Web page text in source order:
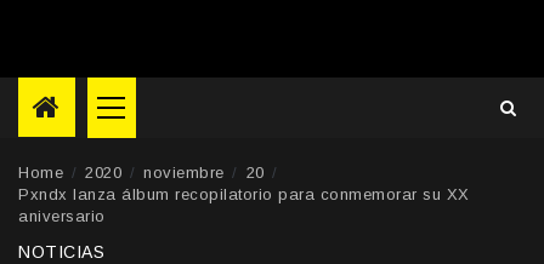
Primary
Menu
Home 2020 noviembre
20
Pxndx lanza álbum recopilatorio para conmemorar su XX
aniversario
NOTICIAS